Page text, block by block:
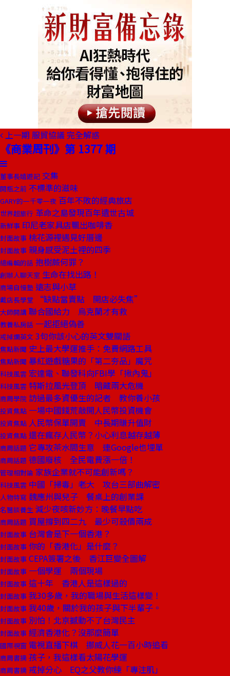
上一期 服貿協議 完全解惑
《商業周刊》第 1377 期
董事長嬉遊記 交集
開瓶之前 不標準的滋味
GARY的一千零一夜 百年不敗的經典旅店
世界超旅行 革命之島發現百年遺世古城
新鮮事 印尼老家具店飄出咖啡香
封面故事 桃花源裡遇見好厝邊
封面故事 親身感受泥土裡的四季
總編輯的話 抱樹蕨何罪？
創辦人聊天室 生命在找出路！
商場自慢塾 遠志與小草
戴店長學堂 “缺點當賣點 開店必失焦”
大師開講 聯合國給力 烏克蘭才有救
教養私房話 一起拒絕偽善
戒掉爛英文 3句你該小心的英文雙關語
焦點新聞 史上最大學運推手：免費網路工具
焦點新聞 暴紅遊戲糖果的「第二夯品」魔咒
科技風雲 宏達電、聯發科向FBI學「揪內鬼」
科技風雲 特斯拉風光登頂 暗藏兩大危機
商周學院 訪過最多資優生的記者 教你養小孩
投資焦點 一場中國錢荒敲開人民幣投資機會
投資焦點 人民幣保單開賣 中長期賺升值財
投資焦點 還在瘋存人民幣？小心利息越存越薄
商周話題 它專攻茶水間生意 連Google也埋單
商周話題 德國廢核 全民電費漲一倍！
管理相對論 家族企業就不可能創新嗎？
科技風雲 中國「掃毒」老大 攻台三部曲解密
人物特寫 魏應州與兒子 餐桌上的創業課
名醫談養生 減少夜咳新妙方：晚餐早點吃
商周話題 買屋撐到四二九 最少可殺價兩成
封面故事 台灣會是下一個香港？
封面故事 你的「香港化」是什麼？
封面故事 CEPA簽署之後 香江巨變全圖解
封面故事 一個學運 兩個現場
封面故事 這十年 香港人是這樣過的
封面故事 我30多歲，我的職場與生活這樣變！
封面故事 我40歲，關於我的孩子與下半輩子。
封面故事 別怕！北京撼動不了台灣民主
封面故事 經濟香港化？沒那麼簡單
國際視窗 電視直播下棋 挪威人花一百小時追看
商周書摘 孩子，我這樣看太陽花學運
商周書摘 戒掉分心 EQ之父教你練「專注肌」